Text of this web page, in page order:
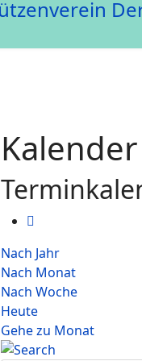
Kalender
Nach Jahr
Nach Monat
Nach Woche
Heute
Gehe zu Monat